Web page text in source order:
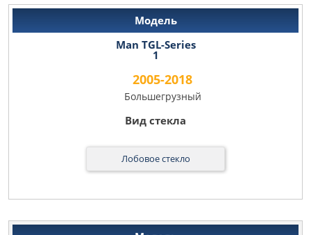
Man TGL-Series
1
2005-2018
Большегрузный
Лобовое стекло